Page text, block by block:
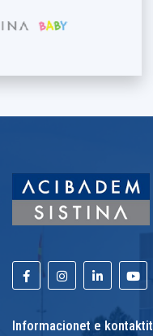
Informacionet e kontaktit